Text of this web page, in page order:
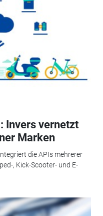
Invers vernetzt
Marken
die APIs mehrerer
, Kick-Scooter- und E-